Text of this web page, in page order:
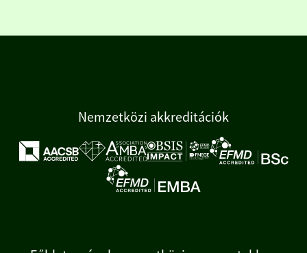
Nemzetközi akkreditációk